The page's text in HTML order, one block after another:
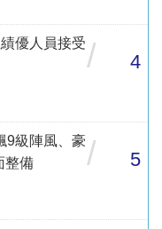
優人員接受/ 4
9級陣風、豪
整備
/ 5